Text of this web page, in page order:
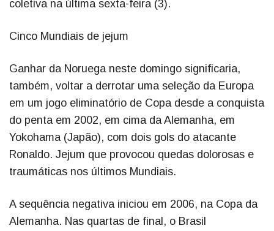
coletiva na última sexta-feira (3).
Cinco Mundiais de jejum
Ganhar da Noruega neste domingo significaria,
também, voltar a derrotar uma seleção da Europa
em um jogo eliminatório de Copa desde a conquista
do penta em 2002, em cima da Alemanha, em
Yokohama (Japão), com dois gols do atacante
Ronaldo. Jejum que provocou quedas dolorosas e
traumáticas nos últimos Mundiais.
A sequência negativa iniciou em 2006, na Copa da
Alemanha. Nas quartas de final, o Brasil